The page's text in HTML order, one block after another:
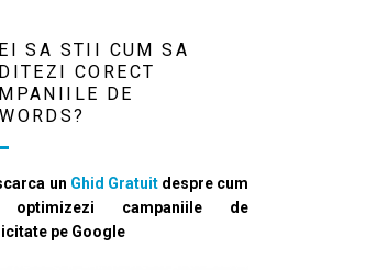
SA STII CUM SA
CORECT
DE
un Ghid Gratuitdespre cum
campaniile de
pe Google